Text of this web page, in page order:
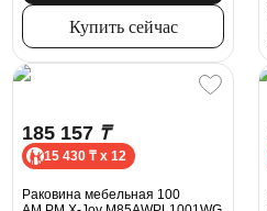
Купить сейчас
185 157 ₸
15 430 ₸ x 12
Раковина мебельная 100